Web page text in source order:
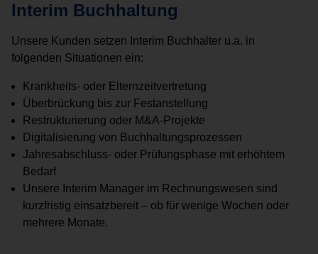
Interim Buchhaltung
Unsere Kunden setzen Interim Buchhalter u.a. in
folgenden Situationen ein:
Krankheits- oder Elternzeitvertretung
Überbrückung bis zur Festanstellung
Restrukturierung oder M&A-Projekte
Digitalisierung von Buchhaltungsprozessen
Jahresabschluss- oder Prüfungsphase mit erhöhtem
Bedarf
Unsere Interim Manager im Rechnungswesen sind
kurzfristig einsatzbereit – ob für wenige Wochen oder
mehrere Monate.